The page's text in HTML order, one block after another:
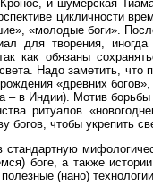
и шумерская
цикличности
«молодые боги».
для творения,
как обязаны
Надо заметить, что
«древних
– в Индии). Мотив
ритуалов
богов, чтобы укрепить
стандартную
боге, а также
(нано)